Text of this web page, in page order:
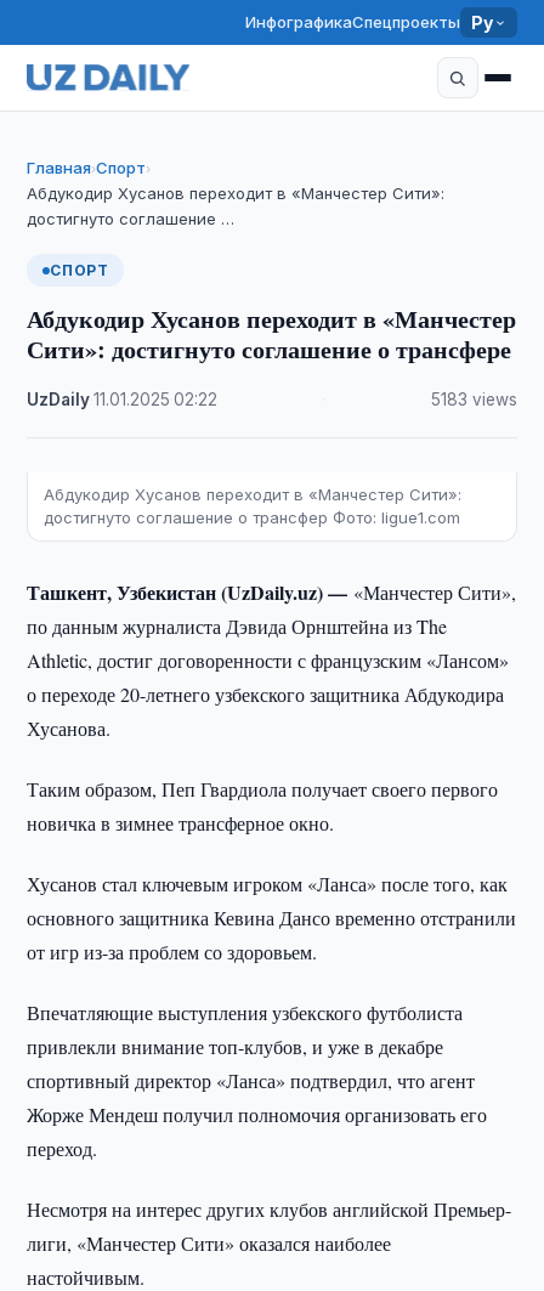
ИнфографикаСпецпроекты Ру
Главная›Спорт›
Абдукодир Хусанов переходит в «Манчестер Сити»:
достигнуто соглашение …
СПОРТ
Абдукодир Хусанов переходит в «Манчестер
Сити»: достигнуто соглашение о трансфере
UzDaily·11.01.2025 ·02:22 5183 views
Абдукодир Хусанов переходит в «Манчестер Сити»:
достигнуто соглашение о трансфер Фото: ligue1.com
Ташкент, Узбекистан (UzDaily.uz) — «Манчестер Сити»,
по данным журналиста Дэвида Орнштейна из The
Athletic, достиг договоренности с французским «Лансом»
о переходе 20-летнего узбекского защитника Абдукодира
Хусанова.
Таким образом, Пеп Гвардиола получает своего первого
новичка в зимнее трансферное окно.
Хусанов стал ключевым игроком «Ланса» после того, как
основного защитника Кевина Дансо временно отстранили
от игр из-за проблем со здоровьем.
Впечатляющие выступления узбекского футболиста
привлекли внимание топ-клубов, и уже в декабре
спортивный директор «Ланса» подтвердил, что агент
Жорже Мендеш получил полномочия организовать его
переход.
Несмотря на интерес других клубов английской Премьер-
лиги, «Манчестер Сити» оказался наиболее
настойчивым.